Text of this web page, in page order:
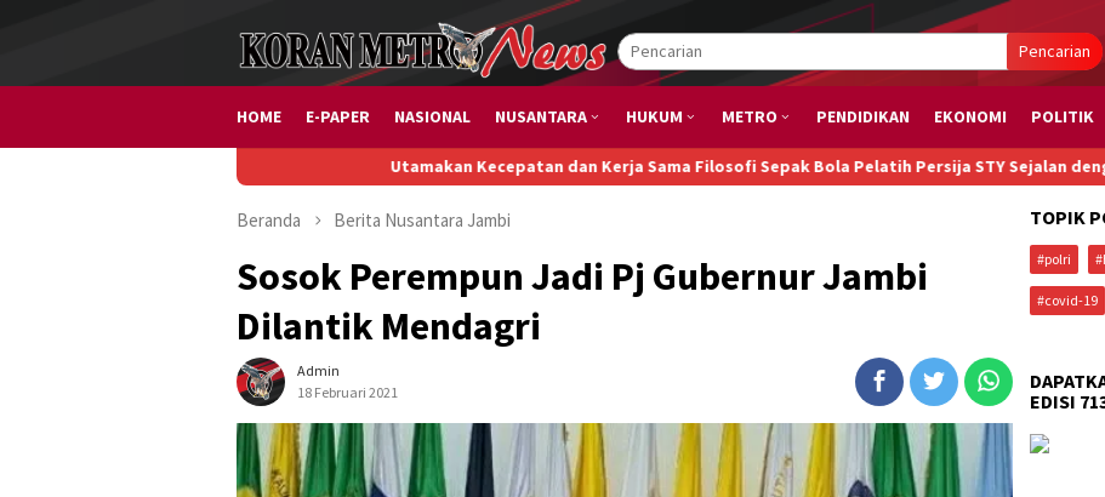
Pencarian
HOME E-PAPER NASIONAL NUSANTARA HUKUM METRO PENDIDIKAN EKONOMI POLITIK
Utamakan Kecepatan dan Kerja Sama Filosofi Sepak Bola Pelatih Persija STY Sejalan dengan
Beranda Berita Nusantara Jambi
Sosok Perempun Jadi Pj Gubernur Jambi
Dilantik Mendagri
Admin
18 Februari 2021
TOPIK
#polri
#covid-19
EDISI